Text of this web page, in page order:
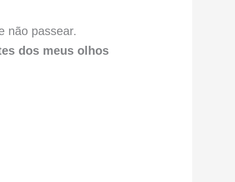
não passear.
dos meus olhos